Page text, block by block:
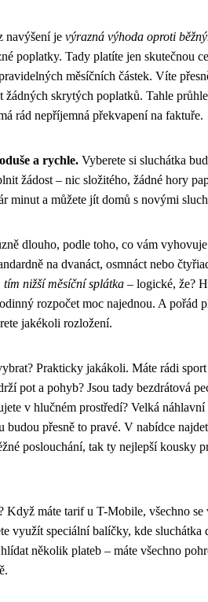
navýšení je výrazná výhoda oproti
poplatky. Tady platíte jen skutečnou
měsíčních částek. Víte
žádných skrytých poplatků. Tahle
rád nepříjemná překvapení na faktuře.
a rychle. Vyberete si sluchátka
žádost – nic složitého, žádné hory
minut a můžete jít domů s novými
dlouho, podle toho, co vám
na dvanáct, osmnáct nebo
nižší měsíční splátka – logické, že?
rozpočet moc najednou. A pořád
jakékoli rozložení.
Prakticky jakákoli. Máte rádi
pot a pohyb? Jsou tady bezdrátová
v hlučném prostředí? Velká náhlavní
přesně to pravé. V nabídce
poslouchání, tak ty nejlepší kousky
Když máte tarif u T-Mobile, všechno se
využít speciální balíčky, kde sluchátka
několik plateb – máte všechno